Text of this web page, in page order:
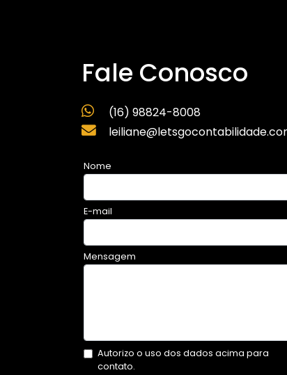
Fale Conosco
(16) 98824-8008
Nome
E-mail
Mensagem
Autorizo o uso dos dados acima para
contato.